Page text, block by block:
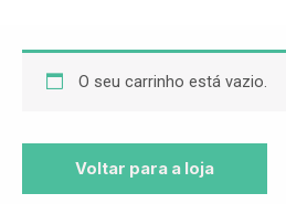
O seu carrinho está vazio.
Voltar para a loja